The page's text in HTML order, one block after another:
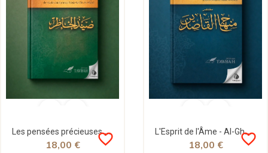
Les pensées précieuses - ibn al Jawzi - Tawbah
favorite_border
18,00 €
L'Esprit de l'Âme - Al-Ghazalî - Ibn Al-Jawzî - Ibn Qudâmah - Tawbah
favorite_border
18,00 €